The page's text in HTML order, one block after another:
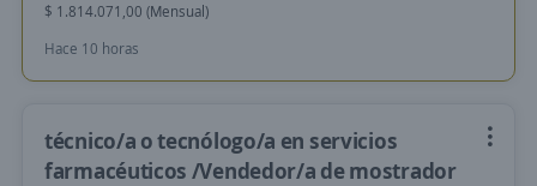
$ 1.814.071,00 (Mensual)
Hace 10 horas
técnico/a o tecnólogo/a en servicios
farmacéuticos /Vendedor/a de mostrador